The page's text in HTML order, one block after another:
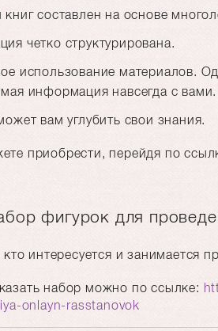
книг составлен на основе
четко структурирована.
использование материалов.
информация навсегда с вами.
вам углубить свои знания.
приобрести, перейдя по
фигурок для
интересуется и занимается
набор можно по ссылке:
onlayn-rasstanovok